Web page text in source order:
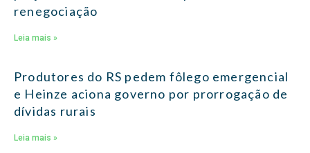
renegociação
Leia mais »
Produtores do RS pedem fôlego emergencial
e Heinze aciona governo por prorrogação de
dívidas rurais
Leia mais »